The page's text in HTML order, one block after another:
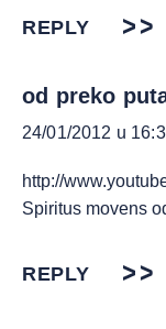
REPLY
od preko
24/01/2012 u
http://
Spiritus movens
REPLY